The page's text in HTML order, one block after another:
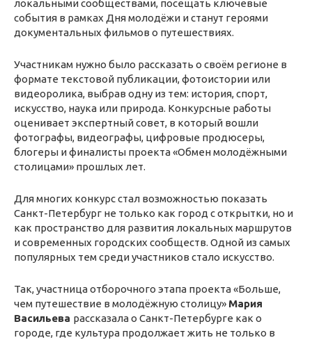
локальными сообществами, посещать ключевые
события в рамках Дня молодёжи и станут героями
документальных фильмов о путешествиях.
Участникам нужно было рассказать о своём регионе в
формате текстовой публикации, фотоистории или
видеоролика, выбрав одну из тем: история, спорт,
искусство, наука или природа. Конкурсные работы
оценивает экспертный совет, в который вошли
фотографы, видеографы, цифровые продюсеры,
блогеры и финалисты проекта «Обмен молодёжными
столицами» прошлых лет.
Для многих конкурс стал возможностью показать
Санкт-Петербург не только как город с открытки, но и
как пространство для развития локальных маршрутов
и современных городских сообществ. Одной из самых
популярных тем среди участников стало искусство.
Так, участница отборочного этапа проекта «Больше,
чем путешествие в молодёжную столицу» Мария
Васильева рассказала о Санкт-Петербурге как о
городе, где культура продолжает жить не только в